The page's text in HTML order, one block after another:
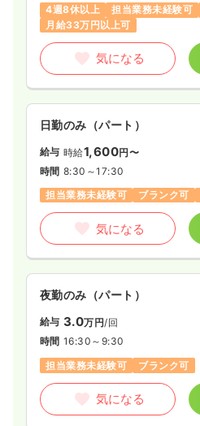
4週8休以上
担当業務未経験可
月給33万円以上可
気になる
日勤のみ（パート）
給与 時給1,600円〜
時間 8:30～17:30
担当業務未経験可
ブランク可
気になる
夜勤のみ（パート）
給与 3.0万円/回
時間 16:30～9:30
担当業務未経験可
ブランク可
気になる